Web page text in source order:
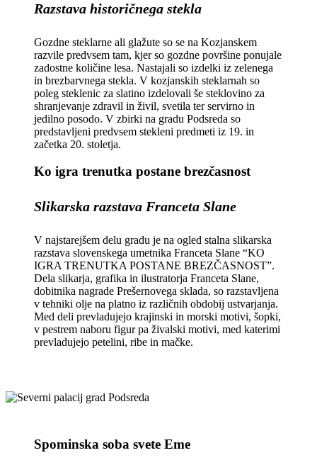
Razstava historičnega stekla
Gozdne steklarne ali glažute so se na Kozjanskem
razvile predvsem tam, kjer so gozdne površine ponujale
zadostne količine lesa. Nastajali so izdelki iz zelenega
in brezbarvnega stekla. V kozjanskih steklarnah so
poleg steklenic za slatino izdelovali še steklovino za
shranjevanje zdravil in živil, svetila ter servirno in
jedilno posodo. V zbirki na gradu Podsreda so
predstavljeni predvsem stekleni predmeti iz 19. in
začetka 20. stoletja.
Ko igra trenutka postane brezčasnost
Slikarska razstava Franceta Slane
V najstarejšem delu gradu je na ogled stalna slikarska
razstava slovenskega umetnika Franceta Slane “KO
IGRA TRENUTKA POSTANE BREZČASNOST”.
Dela slikarja, grafika in ilustratorja Franceta Slane,
dobitnika nagrade Prešernovega sklada, so razstavljena
v tehniki olje na platno iz različnih obdobij ustvarjanja.
Med deli prevladujejo krajinski in morski motivi, šopki,
v pestrem naboru figur pa živalski motivi, med katerimi
prevladujejo petelini, ribe in mačke.
Spominska soba svete Eme